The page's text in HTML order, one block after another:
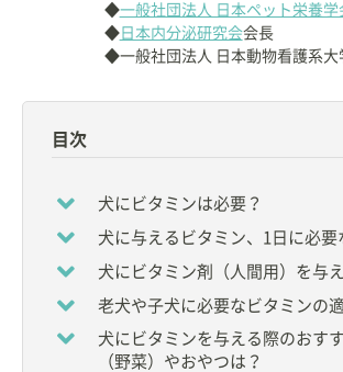
◆一般社団法人 日本ペット栄養学
◆日本内分泌研究会会長
◆一般社団法人 日本動物看護系大
【資格】
日本獣医畜産大学（現：
業後大学に残り、馬、牛，小動
泌・代謝性疾患の研究を行う。
1990年小動物栄養学に関する研
2006年より日本獣医生命科学大学
科で動物看護師の教育に当たる。
教育：獣医内科学、獣医内分泌
目次
犬にビタミンは必要？
犬に与えるビタミン、1日に必要
犬にビタミン剤（人間用）を与
老犬や子犬に必要なビタミンの
犬にビタミンを与える際のおす
（野菜）やおやつは？